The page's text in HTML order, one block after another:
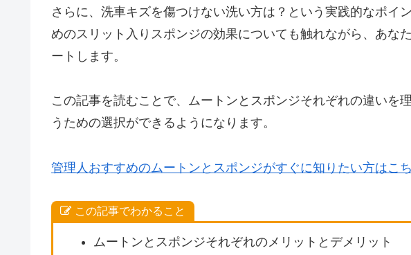
さらに、洗車キズを傷つけない洗い方は？という実践的なポイ
めのスリット入りスポンジの効果についても触れながら、あな
ートします。
この記事を読むことで、ムートンとスポンジそれぞれの違いを
うための選択ができるようになります。
管理人おすすめのムートンとスポンジがすぐに知りたい方はこち
この記事でわかること
ムートンとスポンジそれぞれのメリットとデメリット